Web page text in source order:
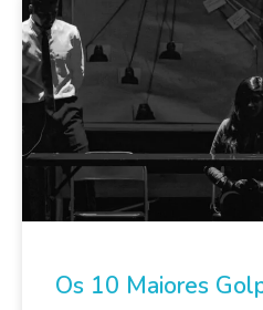
Os 10 Maiores